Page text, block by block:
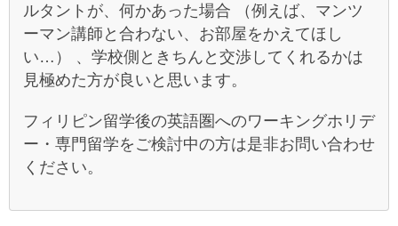
ルタントが、何かあった場合 （例えば、マンツ
ーマン講師と合わない、お部屋をかえてほし
い…） 、学校側ときちんと交渉してくれるかは
見極めた方が良いと思います。
フィリピン留学後の英語圏へのワーキングホリデ
ー・専門留学をご検討中の方は是非お問い合わせ
ください。